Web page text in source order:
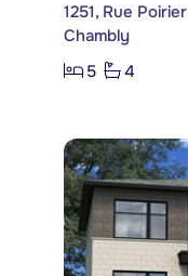
1251, Rue Poirier
Chambly
5
4